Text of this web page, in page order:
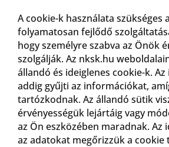
A cookie-k használata szükséges
folyamatosan fejlődő
hogy személyre szabva az Önök
szolgálják. Az nksk.hu
állandó és ideiglenes cookie-k. Az
addig gyűjti az információkat,
tartózkodnak. Az állandó sütik
érvényességük lejártáig vagy
az Ön eszközében maradnak. Az
az adatokat megőrizzük a cookie